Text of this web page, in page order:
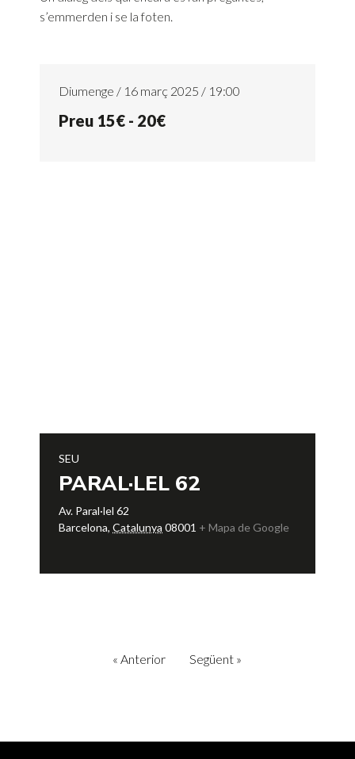
s’emmerden i se la foten.
Diumenge / 16 març 2025 / 19:00
Preu 15€ - 20€
SEU
PARAL·LEL 62
Av. Paral·lel 62
Barcelona, Catalunya 08001 + Mapa de Google
« Anterior Següent »